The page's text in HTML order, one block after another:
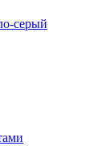
серый